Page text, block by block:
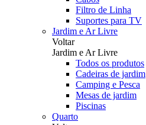
Filtro de Linha
Suportes para TV
Jardim e Ar Livre
Voltar
Jardim e Ar Livre
Todos os produtos
Cadeiras de jardim
Camping e Pesca
Mesas de jardim
Piscinas
Quarto